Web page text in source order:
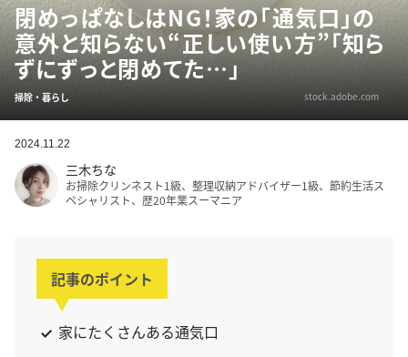
閉めっぱなしはNG！家の「通気口」の
意外と知らない“正しい使い方”「知ら
ずにずっと閉めてた…」
掃除・暮らし stock.adobe.com
2024.11.22
三木ちな
お掃除クリンネスト1級、整理収納アドバイザー1級、節約生活ス
ペシャリスト、歴20年業スーマニア
記事のポイント
家にたくさんある通気口